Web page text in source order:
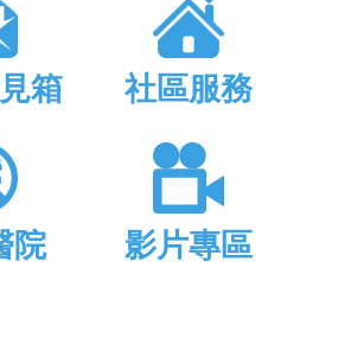
箱 社區服務
院 影片專區